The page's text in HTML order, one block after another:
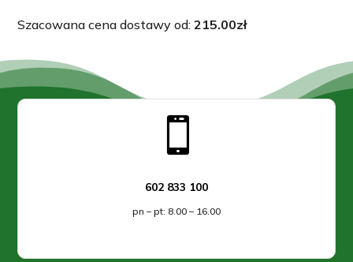
Szacowana cena dostawy od:215.00zł

602 833 100
pn – pt: 8.00 – 16.00